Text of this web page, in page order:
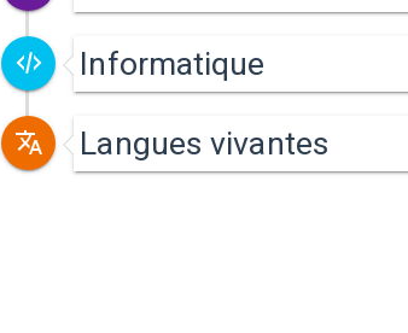
Informatique
Langues vivantes